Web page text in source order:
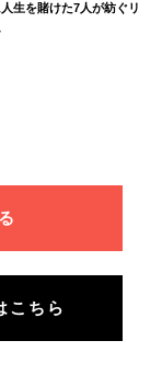
生を賭けた7人が紡ぐリ
こちら